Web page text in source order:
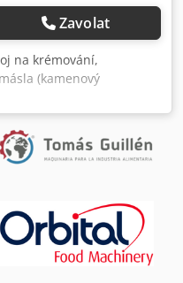
Zavolat
na krémování,
(kamenový
nebo máslo má tak
vytéká téměř jako olej,
Stroj získal zlatou
veletrhu v Srbsku.
semínek, mletí
lískové ořechy,
slunečnice, dýňová
- Sójové mléko (tofu),
Nef * Při zpracování